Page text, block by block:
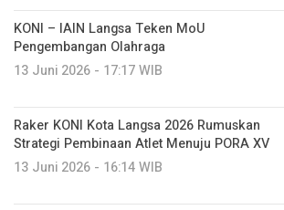
KONI – IAIN Langsa Teken MoU
Pengembangan Olahraga
13 Juni 2026 - 17:17 WIB
Raker KONI Kota Langsa 2026 Rumuskan
Strategi Pembinaan Atlet Menuju PORA XV
13 Juni 2026 - 16:14 WIB